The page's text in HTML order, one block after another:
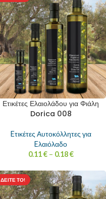
Ετικέτες Ελαιολάδου για Φιάλη
Dorica 008
Eτικέτες Αυτοκόλλητες για
Eλαιόλαδο
0.11€ – 0.18€
ΔΕΊΤΕ ΤΟ!